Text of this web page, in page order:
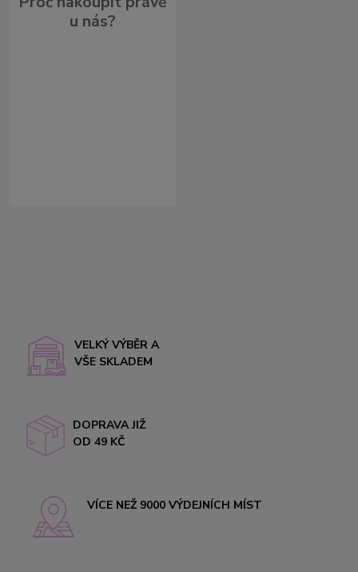
u nás?
VELKÝ VÝBĚR A
VŠE SKLADEM
DOPRAVA JIŽ
OD 49 KČ
VÍCE NEŽ 9000 VÝDEJNÍCH MÍST